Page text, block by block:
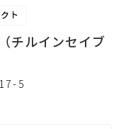
ト
チルインセイブ
5